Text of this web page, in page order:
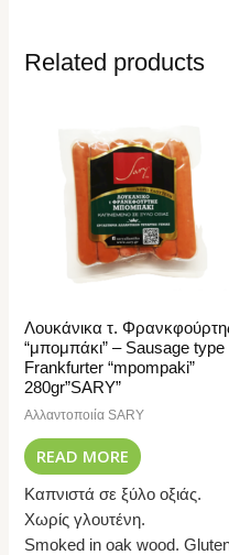
Related products
Λουκάνικα τ.
“μπομπάκι” – Sausage type
Frankfurter “mpompaki”
280gr”SARY”
Αλλαντοποιία SARY
READ MORE
Καπνιστά σε ξύλο οξιάς.
Χωρίς γλουτένη.
Smoked in oak wood.